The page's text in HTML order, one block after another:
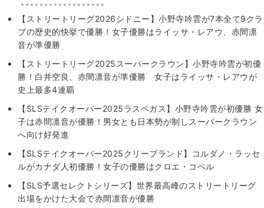
【ストリートリーグ2026シドニー】小野寺吟雲が7本全て9クラ
ブの歴史的快挙で優勝！女子優勝はライッサ・レアウ、赤間凛
音が準優勝
【ストリートリーグ2025スーパークラウン】小野寺吟雲が初優
勝！白井空良、赤間凛音が準優勝 女子はライッサ・レアウが
史上最多4連覇
【SLSテイクオーバー2025ラスベガス】小野寺吟雲が初優勝 女
子は赤間凛音が優勝！男女とも日本勢が制しスーパークラウン
へ向け好発進
【SLSテイクオーバー2025クリーブランド】コルダノ・ラッセ
ルがカナダ人初優勝！女子の優勝はクロエ・コベル
【SLS予選セレクトシリーズ】世界最高峰のストリートリーグ
出場をかけた大会で赤間凛音が優勝